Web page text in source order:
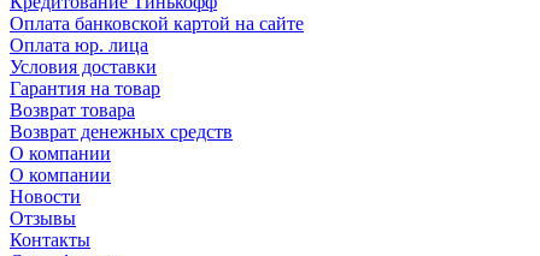
Оплата банковской картой на сайте
Оплата юр. лица
Условия доставки
Гарантия на товар
Возврат товара
Возврат денежных средств
О компании
О компании
Новости
Отзывы
Контакты